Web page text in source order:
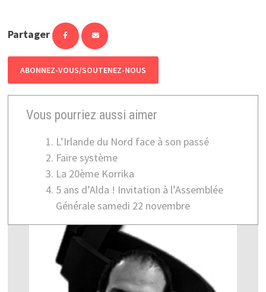
Partager
ABONNEZ-VOUS/SOUTENEZ-NOUS
Vous pourriez aussi aimer
L’Irlande du Nord face à son passé
Faire système
La 20ème Korrika
5 ans d’Alda ! Invitation à l’Assemblée
Générale samedi 22 novembre